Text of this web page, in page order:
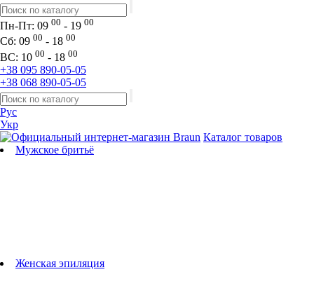
Пн-Пт: 09 00 - 19 00
Сб: 09 00 - 18 00
ВС: 10 00 - 18 00
+38 095 890-05-05
+38 068 890-05-05
Рус
Укр
Каталог товаров
Мужское бритьё
Женская эпиляция